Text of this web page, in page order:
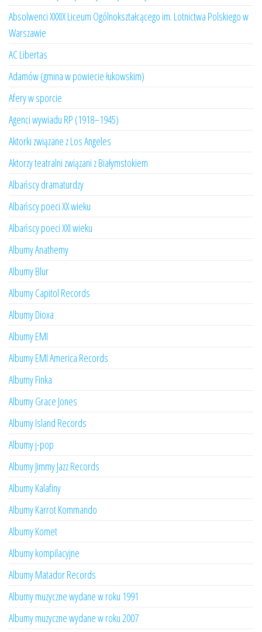
Absolwenci XXXIX Liceum Ogólnokształcącego im. Lotnictwa Polskiego w
Warszawie
AC Libertas
Adamów (gmina w powiecie łukowskim)
Afery w sporcie
Agenci wywiadu RP (1918–1945)
Aktorki związane z Los Angeles
Aktorzy teatralni związani z Białymstokiem
Albańscy dramaturdzy
Albańscy poeci XX wieku
Albańscy poeci XXI wieku
Albumy Anathemy
Albumy Blur
Albumy Capitol Records
Albumy Dioxa
Albumy EMI
Albumy EMI America Records
Albumy Finka
Albumy Grace Jones
Albumy Island Records
Albumy j-pop
Albumy Jimmy Jazz Records
Albumy Kalafiny
Albumy Karrot Kommando
Albumy Komet
Albumy kompilacyjne
Albumy Matador Records
Albumy muzyczne wydane w roku 1991
Albumy muzyczne wydane w roku 2007